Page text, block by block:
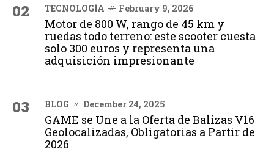
02 TECNOLOGÍA February 9, 2026
Motor de 800 W, rango de 45 km y
ruedas todo terreno: este scooter cuesta
solo 300 euros y representa una
adquisición impresionante
03 BLOG December 24, 2025
GAME se Une a la Oferta de Balizas V16
Geolocalizadas, Obligatorias a Partir de
2026